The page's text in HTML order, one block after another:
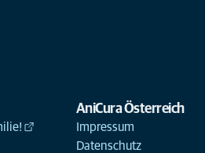
AniCura Österreich
Impressum
Datenschutz